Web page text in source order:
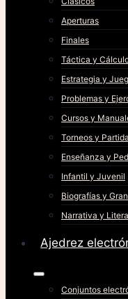
Aperturas
Finales
Táctica y
Estrategia y
Problemas y
Cursos y
Torneos y
Enseñanza y
Infantil y Juvenil
Biografías y
Narrativa y
Ajedrez
Conjuntos